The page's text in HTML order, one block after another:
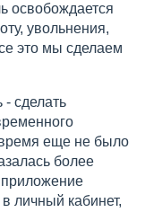
освобождается
увольнения,
это мы сделаем
сделать
время еще не было
более
личный кабинет,